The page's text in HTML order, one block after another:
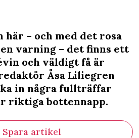
här – och med det rosa
varning – det finns ett
och väldigt få är
Åsa Liliegren
in några fullträffar
riktiga bottennapp.
Spara artikel